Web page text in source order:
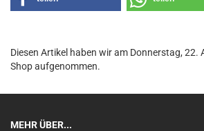
Diesen Artikel haben wir am Donnerstag, 22.
Shop aufgenommen.
MEHR ÜBER...